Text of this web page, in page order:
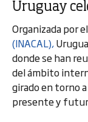
Uruguay
Organizada por el
(INACAL),
donde se han
del ámbito
girado en torno
presente y